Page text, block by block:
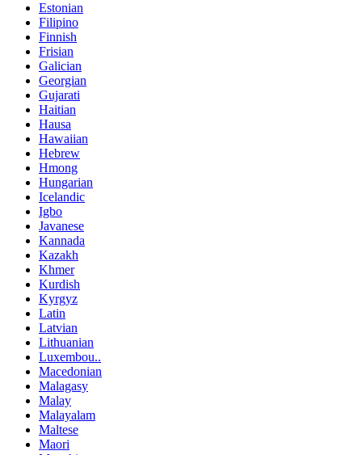
Estonian
Filipino
Finnish
Frisian
Galician
Georgian
Gujarati
Haitian
Hausa
Hawaiian
Hebrew
Hmong
Hungarian
Icelandic
Igbo
Javanese
Kannada
Kazakh
Khmer
Kurdish
Kyrgyz
Latin
Latvian
Lithuanian
Luxembou..
Macedonian
Malagasy
Malay
Malayalam
Maltese
Maori